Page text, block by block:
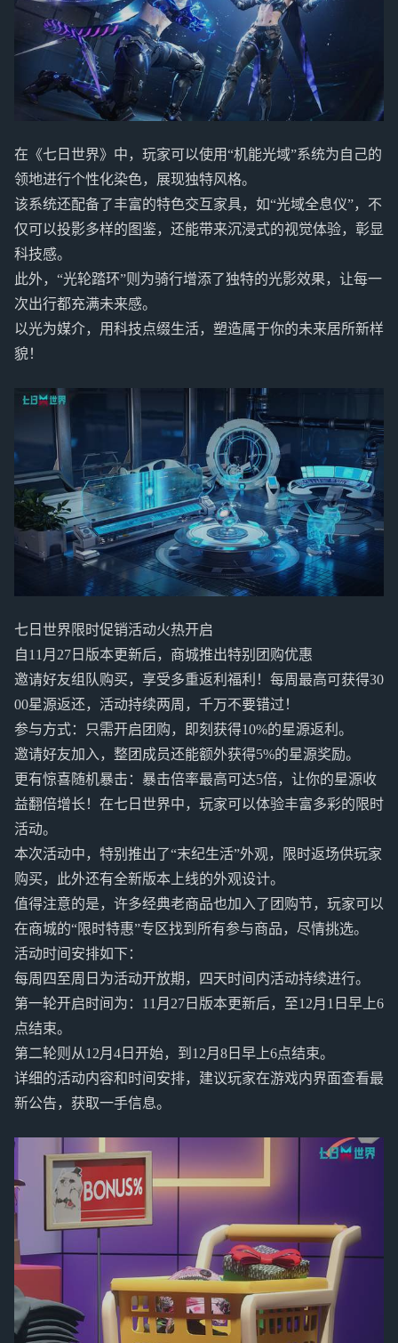
在《七日世界》中，玩家可以使用“机能光域”系统为自己的
领地进行个性化染色，展现独特风格。
该系统还配备了丰富的特色交互家具，如“光域全息仪”，不
仅可以投影多样的图鉴，还能带来沉浸式的视觉体验，彰显
科技感。
此外，“光轮踏环”则为骑行增添了独特的光影效果，让每一
次出行都充满未来感。
以光为媒介，用科技点缀生活，塑造属于你的未来居所新样
貌！
七日世界限时促销活动火热开启
自11月27日版本更新后，商城推出特别团购优惠
邀请好友组队购买，享受多重返利福利！每周最高可获得30
00星源返还，活动持续两周，千万不要错过！
参与方式：只需开启团购，即刻获得10%的星源返利。
邀请好友加入，整团成员还能额外获得5%的星源奖励。
更有惊喜随机暴击：暴击倍率最高可达5倍，让你的星源收
益翻倍增长！在七日世界中，玩家可以体验丰富多彩的限时
活动。
本次活动中，特别推出了“末纪生活”外观，限时返场供玩家
购买，此外还有全新版本上线的外观设计。
值得注意的是，许多经典老商品也加入了团购节，玩家可以
在商城的“限时特惠”专区找到所有参与商品，尽情挑选。
活动时间安排如下：
每周四至周日为活动开放期，四天时间内活动持续进行。
第一轮开启时间为：11月27日版本更新后，至12月1日早上6
点结束。
第二轮则从12月4日开始，到12月8日早上6点结束。
详细的活动内容和时间安排，建议玩家在游戏内界面查看最
新公告，获取一手信息。